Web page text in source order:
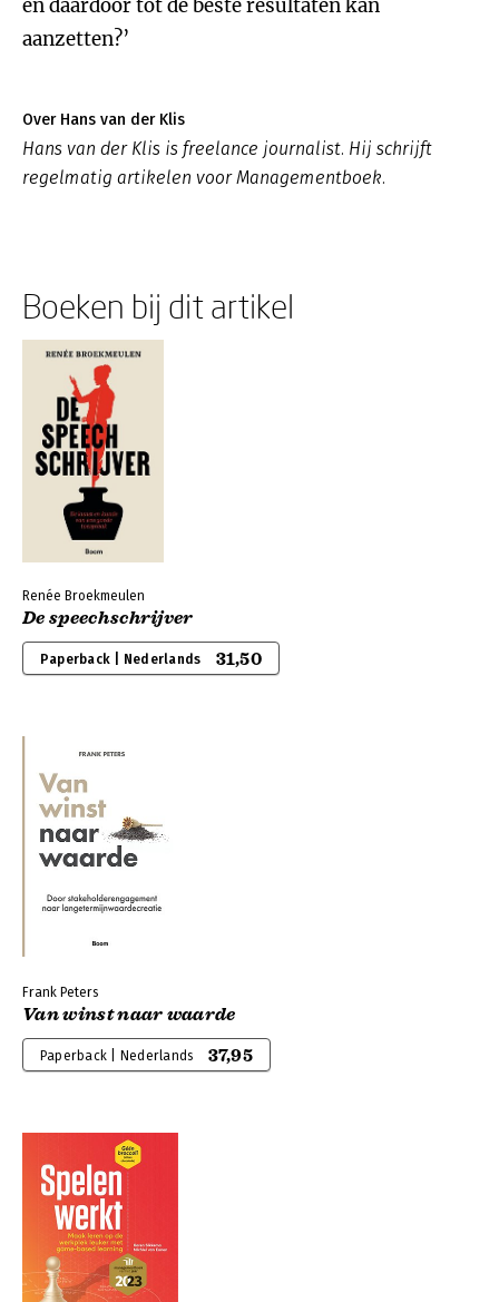
en daardoor tot de beste resultaten kan
aanzetten?’
Over Hans van der Klis
Hans van der Klis is freelance journalist. Hij schrijft
regelmatig artikelen voor Managementboek.
Boeken bij dit artikel
Renée Broekmeulen
De speechschrijver
Paperback | Nederlands 31,50
Frank Peters
Van winst naar waarde
Paperback | Nederlands 37,95